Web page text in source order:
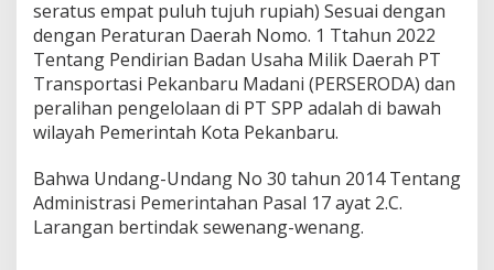
seratus empat puluh tujuh rupiah) Sesuai dengan
dengan Peraturan Daerah Nomo. 1 Ttahun 2022
Tentang Pendirian Badan Usaha Milik Daerah PT
Transportasi Pekanbaru Madani (PERSERODA) dan
peralihan pengelolaan di PT SPP adalah di bawah
wilayah Pemerintah Kota Pekanbaru.
Bahwa Undang-Undang No 30 tahun 2014 Tentang
Administrasi Pemerintahan Pasal 17 ayat 2.C.
Larangan bertindak sewenang-wenang.